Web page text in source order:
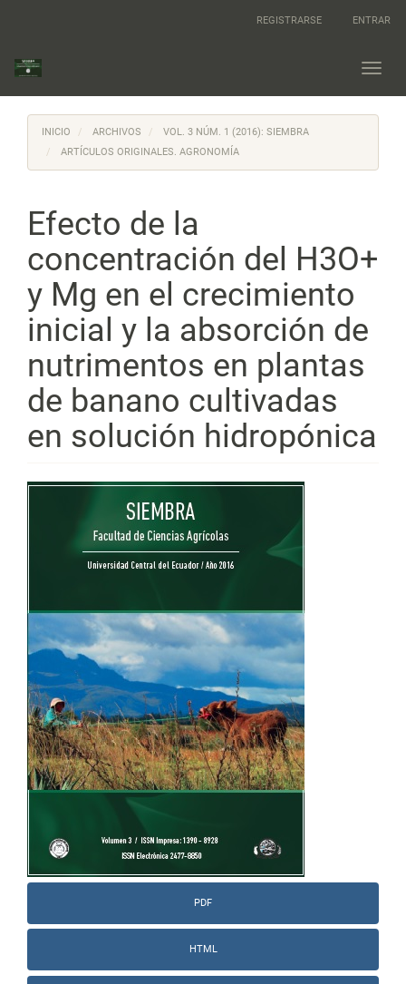
principal
Barra
lateral
REGISTRARSE ENTRAR
INICIO ARCHIVOS
VOL. 3 NÚM. 1 (2016): SIEMBRA
ARTÍCULOS ORIGINALES. AGRONOMÍA
Efecto de la
concentración del H3O+
y Mg en el crecimiento
inicial y la absorción de
nutrimentos en plantas
de banano cultivadas
en solución hidropónica
Barra
lateral
PDF
HTML